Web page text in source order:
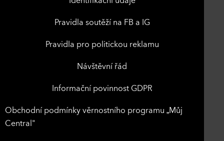
Pravidla soutěží na FB a IG
Pravidla pro politickou reklamu
Návštěvní řád
Informační povinnost GDPR
Obchodní podmínky věrnostního programu „Můj
Central"